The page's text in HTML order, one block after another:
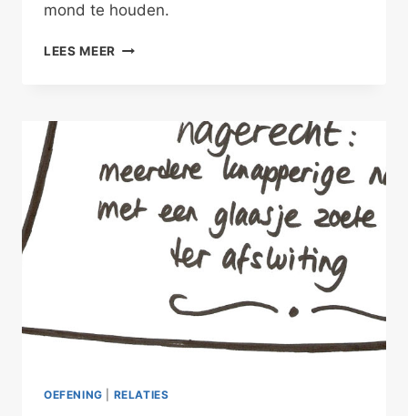
mond te houden.
LEES MEER JOUW
OEFENING RELATIES